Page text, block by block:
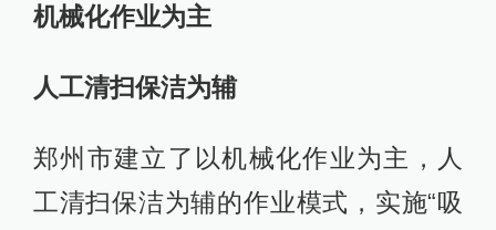
机械化作业为主
人工清扫保洁为辅
郑州市建立了以机械化作业为主，人
工清扫保洁为辅的作业模式，实施“吸